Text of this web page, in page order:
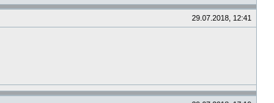
29.07.2018, 12:41